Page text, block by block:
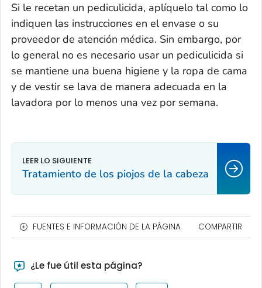
Si le recetan un pediculicida, aplíquelo tal como lo
indiquen las instrucciones en el envase o su
proveedor de atención médica. Sin embargo, por
lo general no es necesario usar un pediculicida si
se mantiene una buena higiene y la ropa de cama
y de vestir se lava de manera adecuada en la
lavadora por lo menos una vez por semana.
Tratamiento de los piojos de la cabeza
FUENTES E INFORMACIÓN DE LA PÁGINA COMPARTIR
¿Le fue útil esta página?